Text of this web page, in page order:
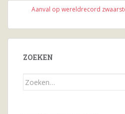
Aanval op wereldrecord
ZOEKEN
Zoeken